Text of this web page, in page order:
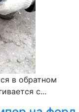
в обратном
с...